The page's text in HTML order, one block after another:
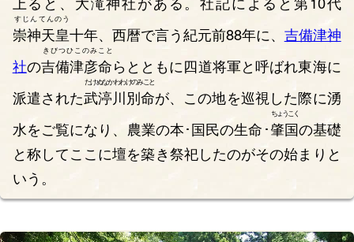
崇神天皇
すじんてんのう
十年、西暦で言う紀元前88年に、 吉備津神
社の吉備津彦命
きびつひこのみこと
らとともに四道将軍と呼ばれ東海に
派遣された武渟川別命
たけぬなかわわけのみこと
が、この地を巡視した際に湧
水をご覧になり、農業の本･国民の生命･肇国
ちょうこく
の基礎
と称してここに壇を築き祭祀したのがその始まりと
いう。